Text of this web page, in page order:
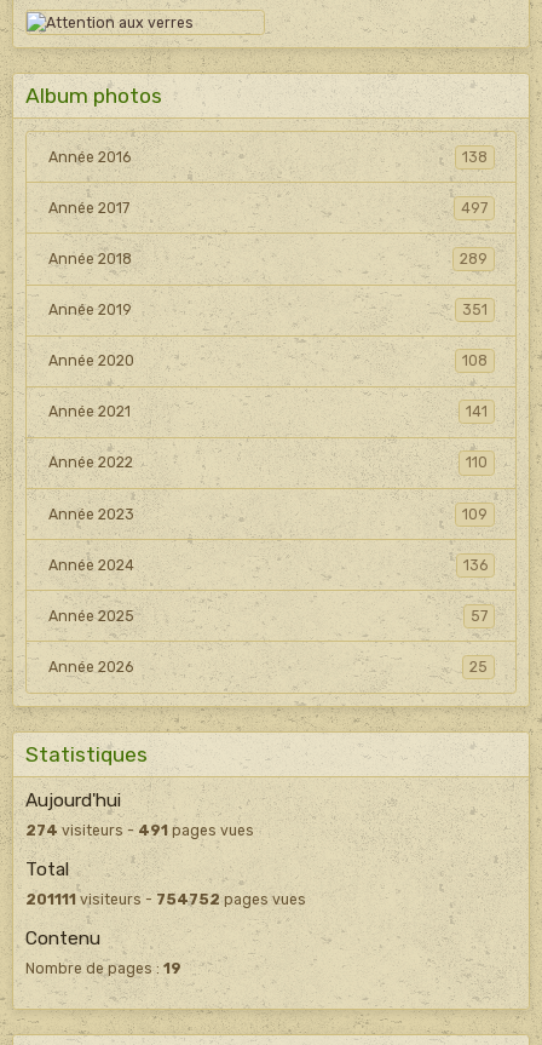
Album photos
Année 2016 138
Année 2017 497
Année 2018 289
Année 2019 351
Année 2020 108
Année 2021 141
Année 2022 110
Année 2023 109
Année 2024 136
Année 2025 57
Année 2026 25
Statistiques
Aujourd'hui
274 visiteurs - 491 pages vues
Total
201111 visiteurs - 754752 pages vues
Contenu
Nombre de pages : 19